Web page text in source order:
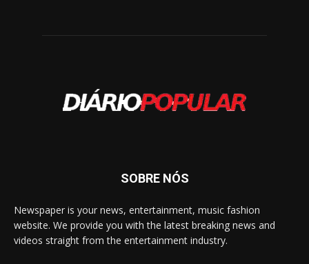
SOBRE NÓS
Newspaper is your news, entertainment, music fashion
website. We provide you with the latest breaking news and
videos straight from the entertainment industry.